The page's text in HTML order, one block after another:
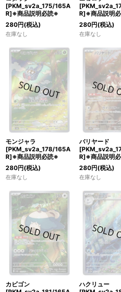
[PKM_sv2a_175/165A
R]※商品説明必読※
280円(税込)
在庫なし
R]※商品説明
280円(税込)
在庫なし
モンジャラ
[PKM_sv2a_178/165A
R]※商品説明必読※
280円(税込)
在庫なし
バリヤード
R]※商品説明
280円(税込)
在庫なし
カビゴン
ハクリュー